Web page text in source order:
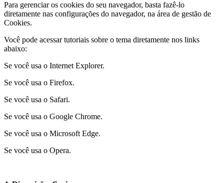
Para gerenciar os cookies do seu navegador, basta fazê-lo
diretamente nas configurações do navegador, na área de gestão de
Cookies.
Você pode acessar tutoriais sobre o tema diretamente nos links
abaixo:
Se você usa o Internet Explorer.
Se você usa o Firefox.
Se você usa o Safari.
Se você usa o Google Chrome.
Se você usa o Microsoft Edge.
Se você usa o Opera.